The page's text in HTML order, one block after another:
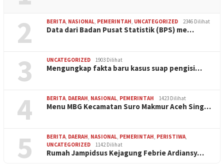
2 BERITA, NASIONAL, PEMERINTAH, UNCATEGORIZED 2346 Dilihat
Data dari Badan Pusat Statistik (BPS) me…
3 UNCATEGORIZED 1903 Dilihat
Mengungkap fakta baru kasus suap pengisi…
4 BERITA, DAERAH, NASIONAL, PEMERINTAH 1423 Dilihat
Menu MBG Kecamatan Suro Makmur Aceh Sing…
5 BERITA, DAERAH, NASIONAL, PEMERINTAH, PERISTIWA,
UNCATEGORIZED
1142 Dilihat
Rumah Jampidsus Kejagung Febrie Ardiansy…